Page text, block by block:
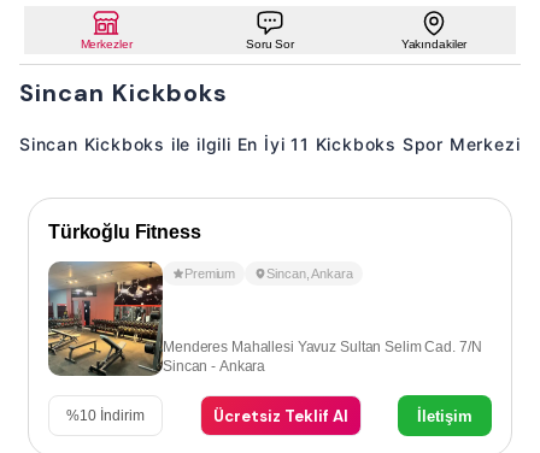
Merkezler Soru Sor Yakındakiler
Sincan Kickboks
Sincan Kickboks ile ilgili En İyi 11 Kickboks Spor Merkezi
Türkoğlu Fitness
Premium Sincan,Ankara
Menderes Mahallesi Yavuz Sultan Selim Cad. 7/N
Sincan - Ankara
%10 İndirim Ücretsiz Teklif Al İletişim